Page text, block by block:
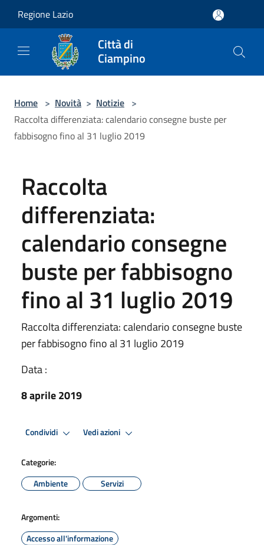
Regione Lazio
Città di
Ciampino
Home > Novità > Notizie >
Raccolta differenziata: calendario consegne buste per
fabbisogno fino al 31 luglio 2019
Raccolta
differenziata:
calendario consegne
buste per fabbisogno
fino al 31 luglio 2019
Raccolta differenziata: calendario consegne buste
per fabbisogno fino al 31 luglio 2019
Data :
8 aprile 2019
Condividi Vedi azioni
Categorie:
Ambiente
Servizi
Argomenti:
Accesso all'informazione